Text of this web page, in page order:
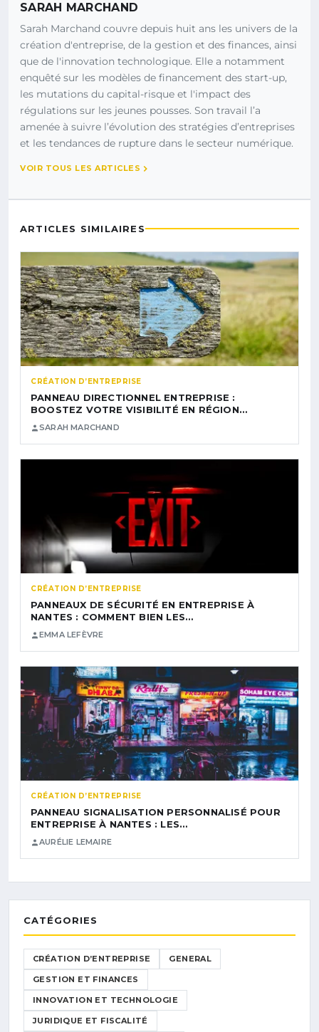
SARAH MARCHAND
Sarah Marchand couvre depuis huit ans les univers de la
création d'entreprise, de la gestion et des finances, ainsi
que de l'innovation technologique. Elle a notamment
enquêté sur les modèles de financement des start-up,
les mutations du capital-risque et l'impact des
régulations sur les jeunes pousses. Son travail l’a
amenée à suivre l’évolution des stratégies d’entreprises
et les tendances de rupture dans le secteur numérique.
VOIR TOUS LES ARTICLES
ARTICLES SIMILAIRES
CRÉATION D’ENTREPRISE
PANNEAU DIRECTIONNEL ENTREPRISE :
BOOSTEZ VOTRE VISIBILITÉ EN RÉGION…
SARAH MARCHAND
CRÉATION D’ENTREPRISE
PANNEAUX DE SÉCURITÉ EN ENTREPRISE À
NANTES : COMMENT BIEN LES…
EMMA LEFÈVRE
CRÉATION D’ENTREPRISE
PANNEAU SIGNALISATION PERSONNALISÉ POUR
ENTREPRISE À NANTES : LES…
AURÉLIE LEMAIRE
CATÉGORIES
CRÉATION D’ENTREPRISE GENERAL
GESTION ET FINANCES
INNOVATION ET TECHNOLOGIE
JURIDIQUE ET FISCALITÉ